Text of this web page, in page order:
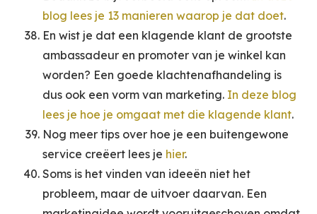
blog lees je 13 manieren waarop je dat doet.
En wist je dat een klagende klant de grootste
ambassadeur en promoter van je winkel kan
worden? Een goede klachtenafhandeling is
dus ook een vorm van marketing. In deze blog
lees je hoe je omgaat met die klagende klant.
Nog meer tips over hoe je een buitengewone
service creëert lees je hier.
Soms is het vinden van ideeën niet het
probleem, maar de uitvoer daarvan. Een